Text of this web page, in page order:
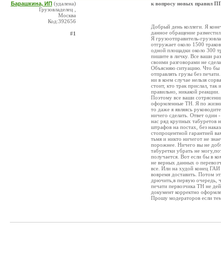
Барашкина, ИП (удалена)
Грузовладелец ,
Москва
Код:392656
#1
к вопросу новых правил
Добрый день коллеги. Я
данное обращение
Я грузоотправитель-
отгружает около 1500
одной площадки около 300
пишите в личку. Все ваши
своими разговорами не
Объясняю ситуацию. Что бы
отправлять грузы без
ни в коем случае нельзя
стоит, кто трак прислал,
правильно, никакой реакции.
Поэтому все ваши
оформленные ТН. Я по
то даже я являясь
ничего сделать. Ответ один
нас ряд крупных табуретов
штрафов на постах, без
стопроцентной гарантией
тьмя и никто ничегот не
порожнее. Ничего вы не
табуретки убрать не
получается. Вот если бы в
не верных данных о
все. Или на худой конец ГАИ
вовремя доставить. Потом
дрючить,в первую очередь,
печати первозчика ТН не
документ корректно
Прошу модераторов если